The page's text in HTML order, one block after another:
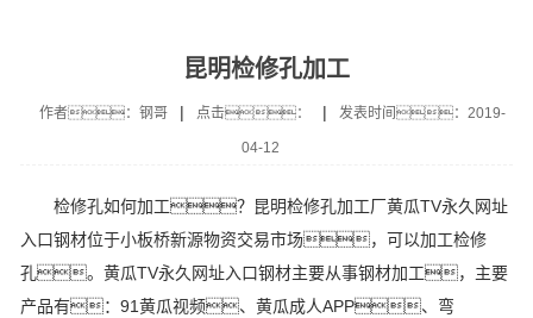
昆明检修孔加工
作者：钢哥 | 点击： | 发表时间：2019-
04-12
检修孔如何加工？昆明检修孔加工厂黄瓜TV永久网址
入口钢材位于小板桥新源物资交易市场，可以加工检修
孔。黄瓜TV永久网址入口钢材主要从事钢材加工，主要
产品有：91黄瓜视频、黄瓜成人APP、弯